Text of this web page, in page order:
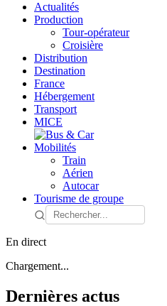
Actualités
Production
Tour-opérateur
Croisière
Distribution
Destination
France
Hébergement
Transport
MICE
Mobilités
Train
Aérien
Autocar
Tourisme de groupe
En direct
Chargement...
Dernières actus